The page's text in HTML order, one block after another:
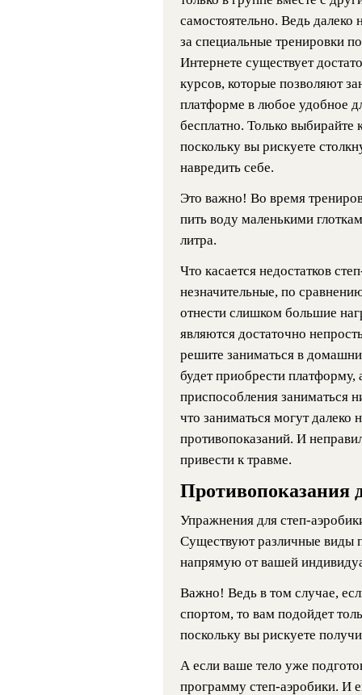
самостоятельно. Ведь далеко
за специальные тренировки
Интернете существует
курсов, которые позволяют
платформе в любое удобное
бесплатно. Только выбирайте
поскольку вы рискуете
навредить себе.
Это важно! Во время
пить воду маленькими
литра.
Что касается недостатков
незначительные, по
отнести слишком большие
являются достаточно
решите заниматься в
будет приобрести платформу,
приспособления заниматься
что заниматься могут далеко
противопоказаний. И
привести к травме.
Противопоказания
Упражнения для степ-
Существуют различные виды
напрямую от вашей
Важно! Ведь в том случае,
спортом, то вам подойдет
поскольку вы рискуете
А если ваше тело уже
программу степ-аэробики. И